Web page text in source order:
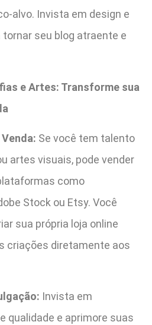
alvo. Invista em design e
tornar seu blog atraente e
e Artes: Transforme sua
Se você tem talento
artes visuais, pode vender
como
Stock ou Etsy. Você
sua própria loja online
criações diretamente aos
Invista em
qualidade e aprimore suas